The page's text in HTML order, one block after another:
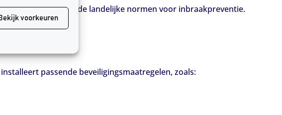
voorkeuren
die voldoet aan de landelijke normen voor inbraakpreventie.
passende beveiligingsmaatregelen, zoals: